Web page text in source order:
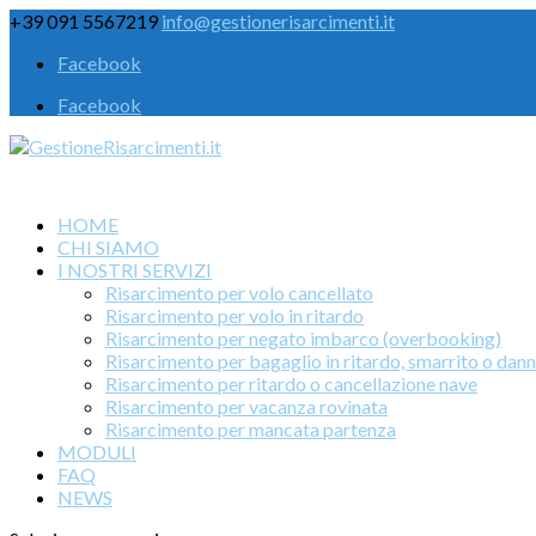
+39 091 5567219 info@gestionerisarcimenti.it
Facebook
Facebook
HOME
CHI SIAMO
I NOSTRI SERVIZI
Risarcimento per volo cancellato
Risarcimento per volo in ritardo
Risarcimento per negato imbarco (overbooking)
Risarcimento per bagaglio in ritardo, smarrito o
Risarcimento per ritardo o cancellazione nave
Risarcimento per vacanza rovinata
Risarcimento per mancata partenza
MODULI
FAQ
NEWS